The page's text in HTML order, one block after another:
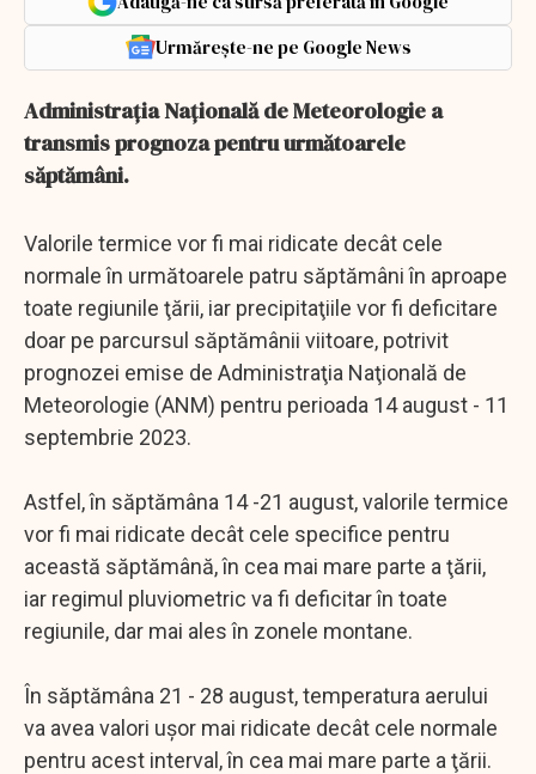
Urmărește-ne pe Google News
Administraţia Naţională de Meteorologie a
transmis prognoza pentru următoarele
săptămâni.
Valorile termice vor fi mai ridicate decât cele
normale în următoarele patru săptămâni în aproape
toate regiunile ţării, iar precipitaţiile vor fi deficitare
doar pe parcursul săptămânii viitoare, potrivit
prognozei emise de Administraţia Naţională de
Meteorologie (ANM) pentru perioada 14 august - 11
septembrie 2023.
Astfel, în săptămâna 14 -21 august, valorile termice
vor fi mai ridicate decât cele specifice pentru
această săptămână, în cea mai mare parte a ţării,
iar regimul pluviometric va fi deficitar în toate
regiunile, dar mai ales în zonele montane.
În săptămâna 21 - 28 august, temperatura aerului
va avea valori uşor mai ridicate decât cele normale
pentru acest interval, în cea mai mare parte a ţării.